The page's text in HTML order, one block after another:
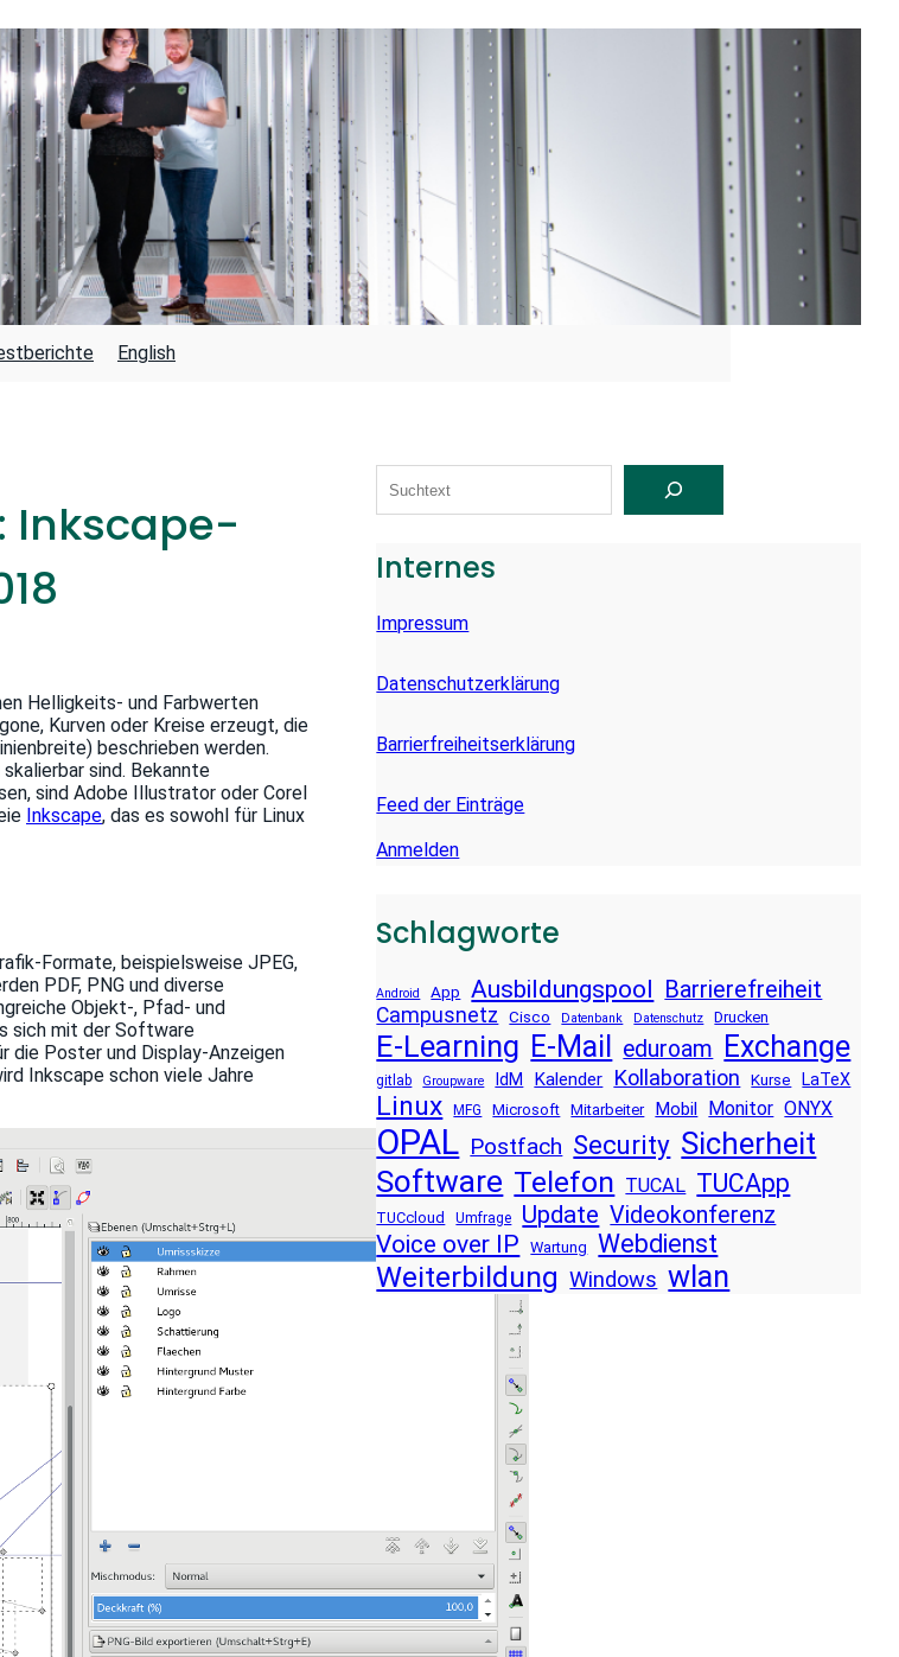
English
Inkscape-
Helligkeits- und Farbwerten
Kurven oder Kreise erzeugt, die
beschrieben werden.
sind. Bekannte
sind Adobe Illustrator oder Corel
Inkscape, das es sowohl für Linux
Formate, beispielsweise JPEG,
PDF, PNG und diverse
Objekt-, Pfad- und
sich mit der Software
die Poster und Display-Anzeigen
Inkscape schon viele Jahre
C
Internes
Impressum
Datenschutzerklärung
Barrierfreiheitserklärung
Feed der Einträge
Anmelden
Schlagworte
Android App Ausbildungspool Barrierefreiheit
Campusnetz Cisco Datenbank Datenschutz Drucken
E-Learning E-Mail eduroam Exchange
gitlab Groupware IdM Kalender Kollaboration Kurse LaTeX
Linux MFG Microsoft Mitarbeiter Mobil Monitor ONYX
OPAL Postfach Security Sicherheit
Software Telefon TUCAL TUCApp
TUCcloud Umfrage Update Videokonferenz
Voice over IP Wartung Webdienst
Weiterbildung Windows wlan